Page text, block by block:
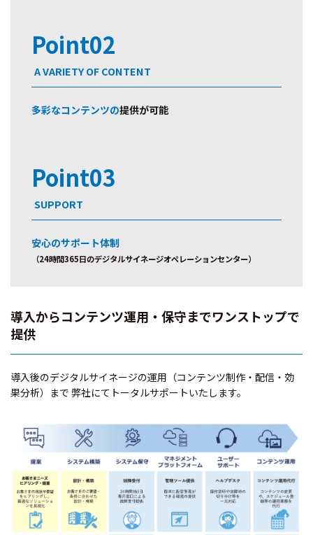
Point02
A VARIETY OF CONTENT
多彩なコンテンツの提供が可能
Point03
SUPPORT
安心のサポート体制
（24時間365日のデジタルサイネージオペレーションセンター）
導入からコンテンツ運用・保守までワンストップで
提供
導入後のデジタルサイネージの運用（コンテンツ制作・配信・効
果分析）まで 弊社にてトータルサポートいたします。